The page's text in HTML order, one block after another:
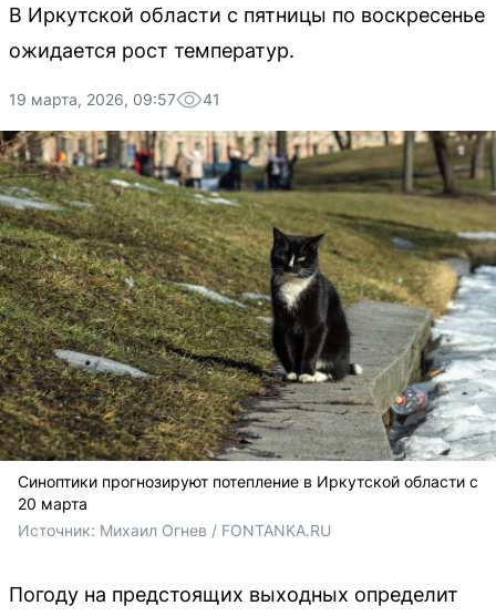
В Иркутской области с пятницы по воскресенье
ожидается рост температур.
19 марта, 2026, 09:57 41
Синоптики прогнозируют потепление в Иркутской области с
20 марта
Источник: Михаил Огнев / FONTANKA.RU
Погоду на предстоящих выходных определит